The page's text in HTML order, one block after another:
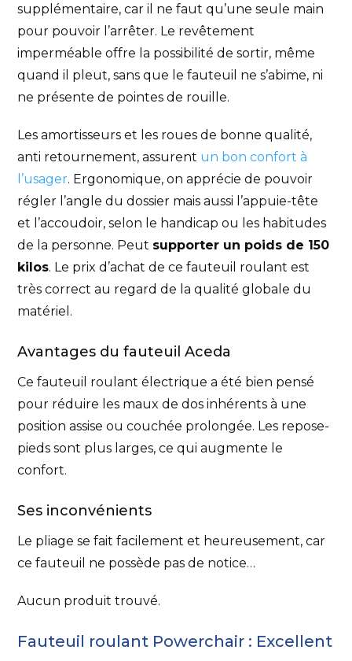
supplémentaire, car il ne faut qu’une seule main
pour pouvoir l’arrêter. Le revêtement
imperméable offre la possibilité de sortir, même
quand il pleut, sans que le fauteuil ne s’abime, ni
ne présente de pointes de rouille.
Les amortisseurs et les roues de bonne qualité,
anti retournement, assurent un bon confort à
l’usager. Ergonomique, on apprécie de pouvoir
régler l’angle du dossier mais aussi l’appuie-tête
et l’accoudoir, selon le handicap ou les habitudes
de la personne. Peut supporter un poids de 150
kilos. Le prix d’achat de ce fauteuil roulant est
très correct au regard de la qualité globale du
matériel.
Avantages du fauteuil Aceda
Ce fauteuil roulant électrique a été bien pensé
pour réduire les maux de dos inhérents à une
position assise ou couchée prolongée. Les repose-
pieds sont plus larges, ce qui augmente le
confort.
Ses inconvénients
Le pliage se fait facilement et heureusement, car
ce fauteuil ne possède pas de notice…
Aucun produit trouvé.
Fauteuil roulant Powerchair : Excellent